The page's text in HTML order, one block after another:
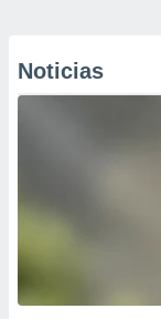
Noticias